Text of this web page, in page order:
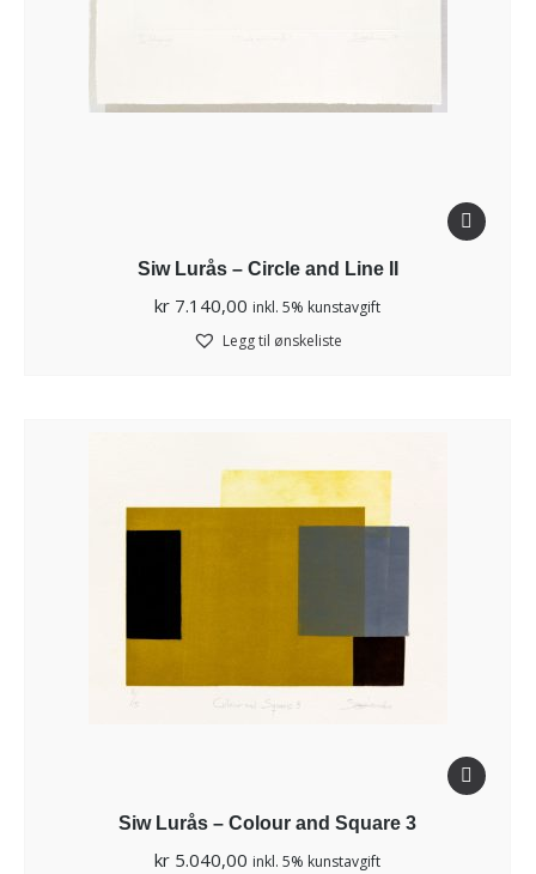
Siw Lurås – Circle and Line II
kr 7.140,00 inkl. 5% kunstavgift
Legg til ønskeliste
Siw Lurås – Colour and Square 3
kr 5.040,00 inkl. 5% kunstavgift